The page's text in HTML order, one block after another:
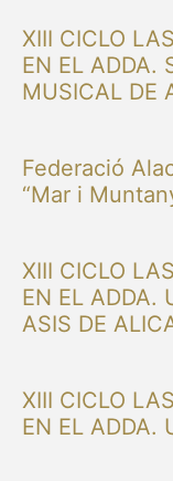
XIII CICLO
EN EL ADDA.
MUSICAL DE
Federació
“Mar i
XIII CICLO
EN EL ADDA.
ASIS DE
XIII CICLO
EN EL ADDA.